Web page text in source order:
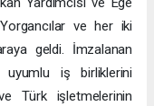
ve her iki
geldi. İmzalanan
uyumlu iş birliklerini
Türk işletmelerinin